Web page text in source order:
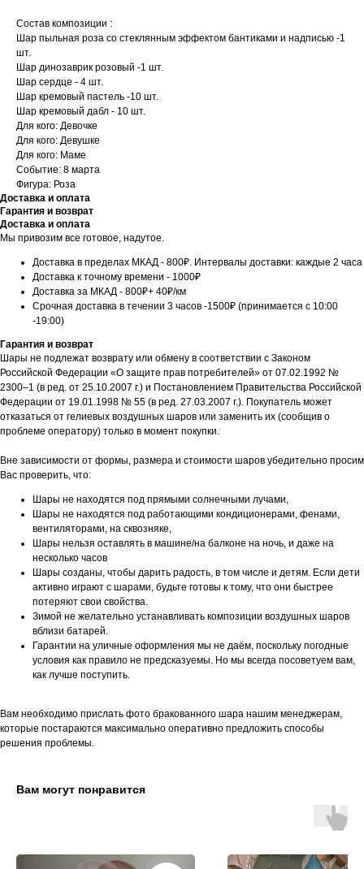
Состав композиции :
Шар пыльная роза со стеклянным эффектом бантиками и надписью -1
шт.
Шар динозаврик розовый -1 шт.
Шар сердце - 4 шт.
Шар кремовый пастель -10 шт.
Шар кремовый дабл - 10 шт.
Для кого: Девочке
Для кого: Девушке
Для кого: Маме
Событие: 8 марта
Фигура: Роза
Доставка и оплата
Гарантия и возврат
Доставка и оплата
Мы привозим все готовое, надутое.
Доставка в пределах МКАД - 800₽. Интервалы доставки: каждые 2 часа
Доставка к точному времени - 1000₽
Доставка за МКАД - 800₽+ 40₽/км
Срочная доставка в течении 3 часов -1500₽ (принимается с 10:00
-19:00)
Гарантия и возврат
Шары не подлежат возврату или обмену в соответствии с Законом
Российской Федерации «О защите прав потребителей» от 07.02.1992 №
2300–1 (в ред. от 25.10.2007 г.) и Постановлением Правительства Российской
Федерации от 19.01.1998 № 55 (в ред. 27.03.2007 г.). Покупатель может
отказаться от гелиевых воздушных шаров или заменить их (сообщив о
проблеме оператору) только в момент покупки.
Вне зависимости от формы, размера и стоимости шаров убедительно просим
Вас проверить, что:
Шары не находятся под прямыми солнечными лучами,
Шары не находятся под работающими кондиционерами, фенами,
вентиляторами, на сквозняке,
Шары нельзя оставлять в машине/на балконе на ночь, и даже на
несколько часов
Шары созданы, чтобы дарить радость, в том числе и детям. Если дети
активно играют с шарами, будьте готовы к тому, что они быстрее
потеряют свои свойства.
Зимой не желательно устанавливать композиции воздушных шаров
вблизи батарей.
Гарантии на уличные оформления мы не даём, поскольку погодные
условия как правило не предсказуемы. Но мы всегда посоветуем вам,
как лучше поступить.
Вам необходимо прислать фото бракованного шара нашим менеджерам,
которые постараются максимально оперативно предложить способы
решения проблемы.
Вам могут понравится